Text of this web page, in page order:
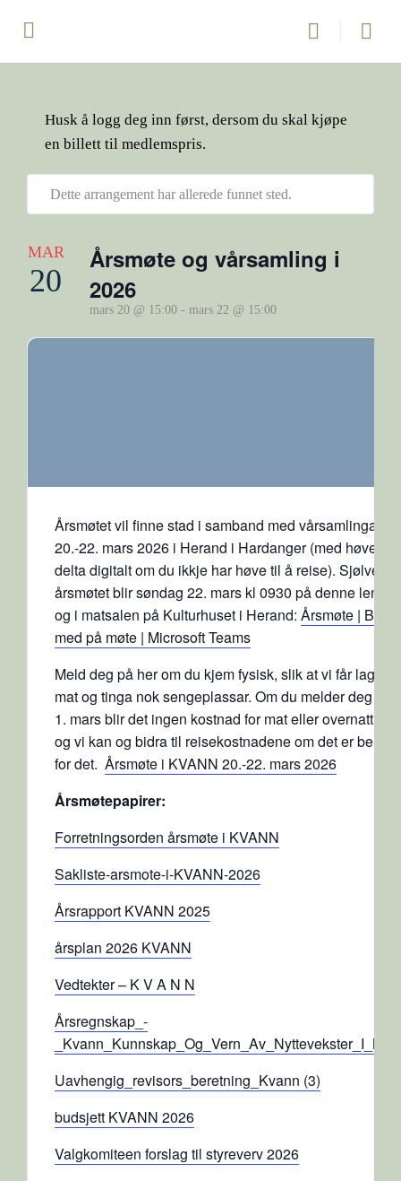
Husk å logg deg inn først, dersom du skal kjøpe
en billett til medlemspris.
Dette arrangement har allerede funnet sted.
MAR
20
Årsmøte og vårsamling i
2026
mars 20 @ 15:00 - mars 22 @ 15:00
Årsmøtet vil finne stad i samband med vårsamlinga
20.-22. mars 2026 i Herand i Hardanger (med høve til
delta digitalt om du ikkje har høve til å reise). Sjølve
årsmøtet blir søndag 22. mars kl 0930 på denne lenka,
og i matsalen på Kulturhuset i Herand: Årsmøte | Bli
med på møte | Microsoft Teams
Meld deg på her om du kjem fysisk, slik at vi får laga
mat og tinga nok sengeplassar. Om du melder deg på
1. mars blir det ingen kostnad for mat eller overnatting,
og vi kan og bidra til reisekostnadene om det er behov
for det. Årsmøte i KVANN 20.-22. mars 2026
Årsmøtepapirer:
Forretningsorden årsmøte i KVANN
Sakliste-arsmote-i-KVANN-2026
Årsrapport KVANN 2025
årsplan 2026 KVANN
Vedtekter – K V A N N
Årsregnskap_-
Uavhengig_revisors_beretning_Kvann (3)
budsjett KVANN 2026
Valgkomiteen forslag til styreverv 2026